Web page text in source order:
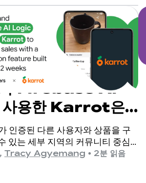
Firebase AI
용한 Karrot은
구축된 번역 기능을
늘릴 수 있었습니
인증된 다른 사용자와 상품을 구
있는 세부 지역의 커뮤니티 중심
. 2015년 대한민국에서 출시된 이
세계 시장으로 확장되어 4,300만
자를 확보했습니다.
, Tracy Agyemang • 2분 읽음